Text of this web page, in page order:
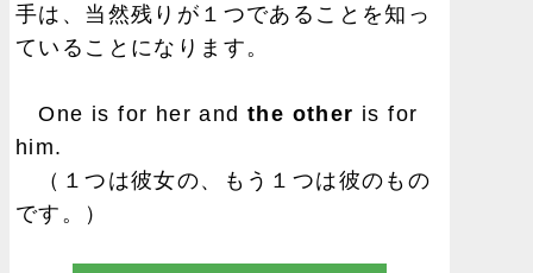
手は、当然残りが１つであることを知っ
ていることになります。
One is for her and the other is for
him.
（１つは彼女の、もう１つは彼のもの
です。）